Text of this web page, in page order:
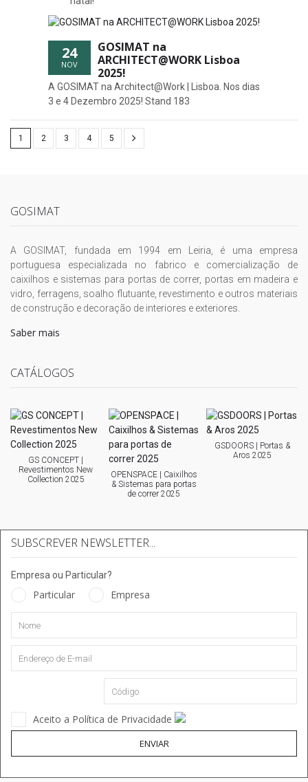
24
NOV
GOSIMAT na
ARCHITECT@WORK Lisboa
2025!
A GOSIMAT na Architect@Work | Lisboa. Nos dias
3 e 4 Dezembro 2025! Stand 183
1 2 3 4 5
GOSIMAT
A GOSIMAT, fundada em 1994 em Leiria, é uma empresa
portuguesa especializada no fabrico e comercialização de
caixilhos e sistemas para portas de correr, portas em madeira e
vidro, ferragens, soalho flutuante, revestimento e outros materiais
de construção e decoração de interiores e exteriores.
Saber mais
CATÁLOGOS
GS CONCEPT |
Revestimentos New
Collection 2025
OPENSPACE | Caixilhos
& Sistemas para portas
de correr 2025
GSDOORS | Portas &
Aros 2025
SUBSCREVER NEWSLETTER...
Empresa ou Particular?
Particular Empresa
Aceito a Política de Privacidade
ENVIAR